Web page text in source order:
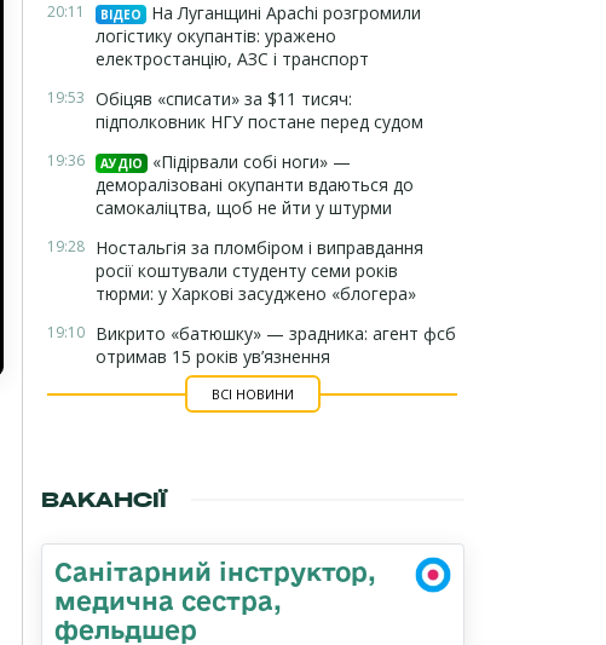
20:11 ВІДЕО
На Луганщині Apachi розгромили
логістику окупантів: уражено
електростанцію, АЗС і транспорт
19:53 Обіцяв «списати» за $11 тисяч:
підполковник НГУ постане перед судом
19:36 АУДІО
«Підірвали собі ноги» —
деморалізовані окупанти вдаються до
самокаліцтва, щоб не йти у штурми
19:28 Ностальгія за пломбіром і виправдання
росії коштували студенту семи років
тюрми: у Харкові засуджено «блогера»
19:10 Викрито «батюшку» — зрадника: агент фсб
отримав 15 років ув’язнення
ВСІ НОВИНИ
ВАКАНСІЇ
Санітарний інструктор,
медична сестра,
фельдшер